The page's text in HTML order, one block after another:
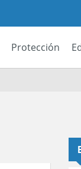
Protección